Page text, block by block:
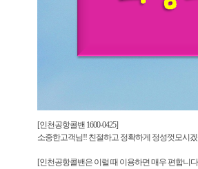
[인천공항콜밴 1600-0425]
소중한고객님!! 친절하고 정확하게 정성껏모시
[인천공항콜밴은 이럴 때 이용하면 매우 편합니